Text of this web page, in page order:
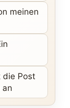
meinen
die Post
an